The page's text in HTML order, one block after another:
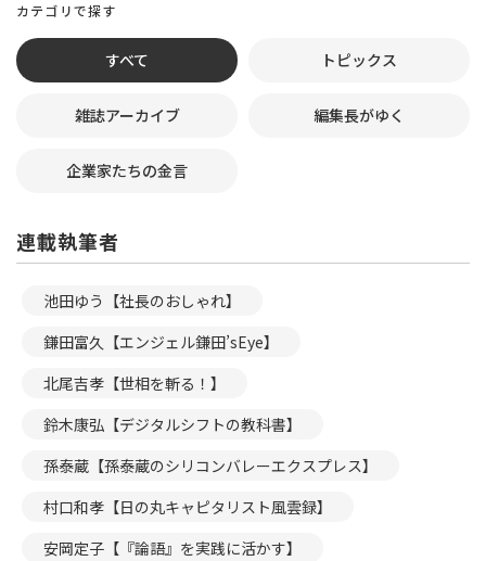
カテゴリで探す
すべて トピックス
雑誌アーカイブ 編集長がゆく
企業家たちの金言
連載執筆者
池田ゆう【社長のおしゃれ】
鎌田富久【エンジェル鎌田’sEye】
北尾吉孝【世相を斬る！】
鈴木康弘【デジタルシフトの教科書】
孫泰蔵【孫泰蔵のシリコンバレーエクスプレス】
村口和孝【日の丸キャピタリスト風雲録】
安岡定子【『論語』を実践に活かす】